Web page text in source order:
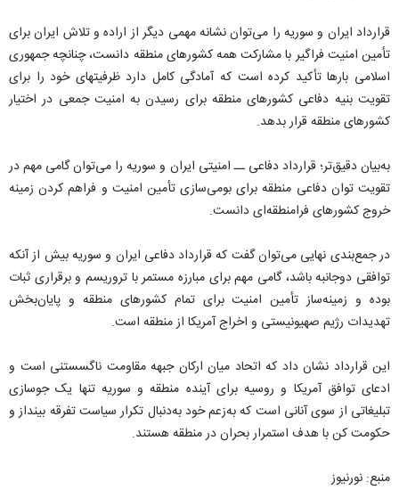
قرارداد ایران و سوریه را می‌توان نشانه مهمی دیگر از اراده و تلاش ایران برای
تأمین امنیت فراگیر با مشارکت همه کشورهای منطقه دانست، چنانچه جمهوری
اسلامی بارها تأکید کرده است که آمادگی کامل دارد ظرفیتهای خود را برای
تقویت بنیه دفاعی کشورهای منطقه برای رسیدن به امنیت جمعی در اختیار
کشورهای منطقه قرار بدهد.
به‌بیان دقیق‌تر؛ قرارداد دفاعی ــ امنیتی ایران و سوریه را می‌توان گامی مهم در
تقویت توان دفاعی منطقه برای بومی‌سازی تأمین امنیت و فراهم کردن زمینه
خروج کشورهای فرامنطقه‌ای دانست.
در جمع‌بندی نهایی می‌توان گفت که قرارداد دفاعی ایران و سوریه بیش از آنکه
توافقی دوجانبه باشد، گامی مهم برای مبارزه مستمر با تروریسم و برقراری ثبات
بوده و زمینه‌ساز تأمین امنیت برای تمام کشورهای منطقه و پایان‌بخش
تهدیدات رژیم صهیونیستی و اخراج آمریکا از منطقه است.
این قرارداد نشان داد که اتحاد میان ارکان جبهه مقاومت ناگسستنی است و
ادعای توافق آمریکا و روسیه برای آینده منطقه و سوریه تنها یک جوسازی
تبلیغاتی از سوی آنانی است که به‌زعم خود به‌دنبال تکرار سیاست تفرقه‌ بینداز و
حکومت کن با هدف استمرار بحران در منطقه هستند.
منبع: نورنیوز